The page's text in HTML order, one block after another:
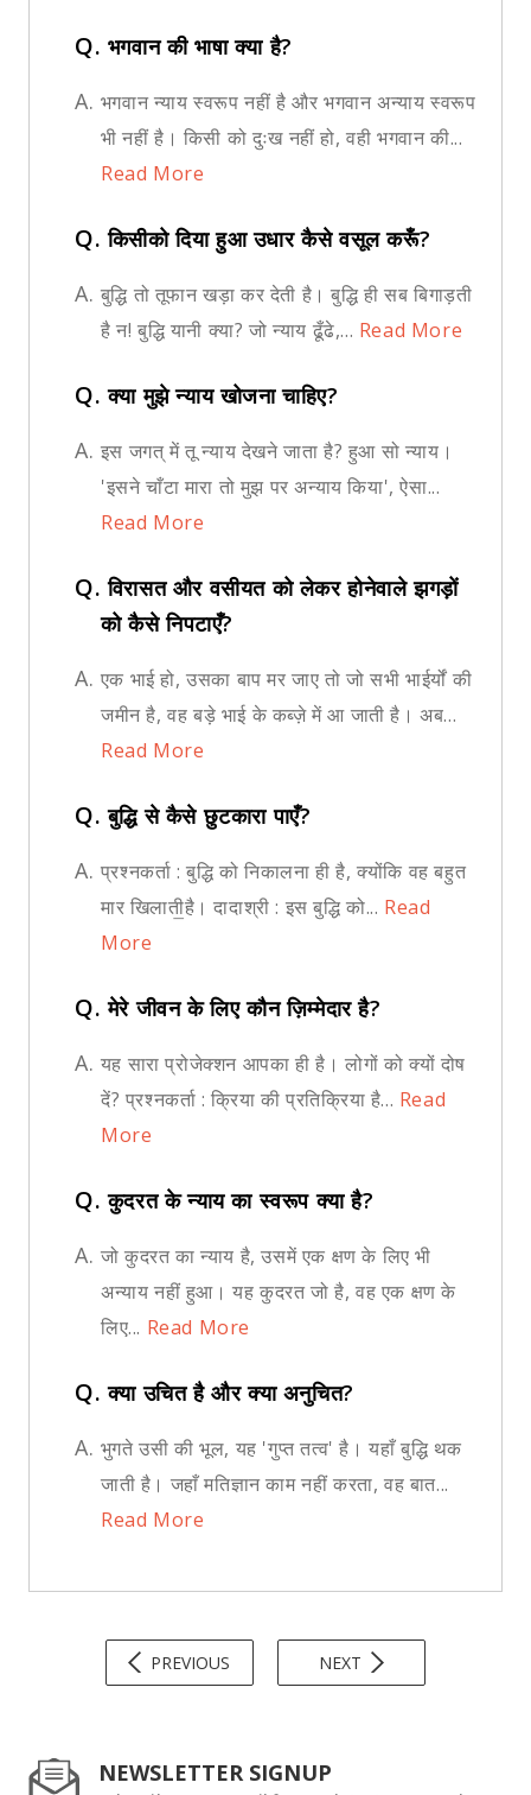
Q. भगवान की भाषा क्या है?
A. भगवान न्याय स्वरूप नहीं है और भगवान अन्याय स्वरूप
भी नहीं है। किसी को दुःख नहीं हो, वही भगवान की...
Read More
Q.किसीको दिया हुआ उधार कैसे वसूल करूँ?
A. बुद्धि तो तूफान खड़ा कर देती है। बुद्धि ही सब बिगाड़ती
है न! बुद्धि यानी क्या? जो न्याय ढूँढे,... Read More
Q.क्या मुझे न्याय खोजना चाहिए?
A. इस जगत् में तू न्याय देखने जाता है? हुआ सो न्याय।
'इसने चाँटा मारा तो मुझ पर अन्याय किया', ऐसा...
Read More
Q.विरासत और वसीयत को लेकर होनेवाले झगड़ों
को कैसे निपटाएँ?
A. एक भाई हो, उसका बाप मर जाए तो जो सभी भाईर्यों की
जमीन है, वह बड़े भाई के कब्ज़े में आ जाती है। अब...
Read More
Q.बुद्धि से कैसे छुटकारा पाएँ?
A. प्रश्नकर्ता : बुद्धि को निकालना ही है, क्योंकि वह बहुत
मार खिलाती॒है। दादाश्री : इस बुद्धि को... Read
More
Q.मेरे जीवन के लिए कौन ज़िम्मेदार है?
A. यह सारा प्रोजेक्शन आपका ही है। लोगों को क्यों दोष
दें? प्रश्नकर्ता : क्रिया की प्रतिक्रिया है... Read
More
Q.कुदरत के न्याय का स्वरूप क्या है?
A. जो कुदरत का न्याय है, उसमें एक क्षण के लिए भी
अन्याय नहीं हुआ। यह कुदरत जो है, वह एक क्षण के
लिए... Read More
Q.क्या उचित है और क्या अनुचित?
A. भुगते उसी की भूल, यह 'गुप्त तत्व' है। यहाँ बुद्धि थक
जाती है। जहाँ मतिज्ञान काम नहीं करता, वह बात...
Read More
PREVIOUS NEXT
NEWSLETTER SIGNUP